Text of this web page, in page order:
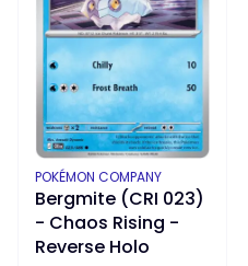
Bergmite (CRI 023)
- Chaos Rising -
Reverse Holo
PRODUCENT
POKÉMON COMPANY